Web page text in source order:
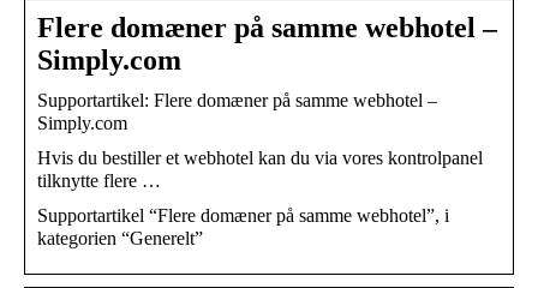
Flere domæner på samme webhotel –
Simply.com
Supportartikel: Flere domæner på samme webhotel –
Simply.com
Hvis du bestiller et webhotel kan du via vores kontrolpanel
tilknytte flere …
Supportartikel “Flere domæner på samme webhotel”, i
kategorien “Generelt”